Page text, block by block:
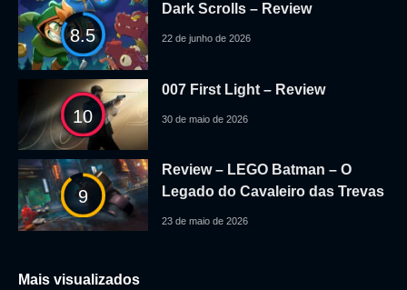
8.5
Dark Scrolls – Review
22 de junho de 2026
10
007 First Light – Review
30 de maio de 2026
9
Review – LEGO Batman – O
Legado do Cavaleiro das Trevas
23 de maio de 2026
Mais visualizados